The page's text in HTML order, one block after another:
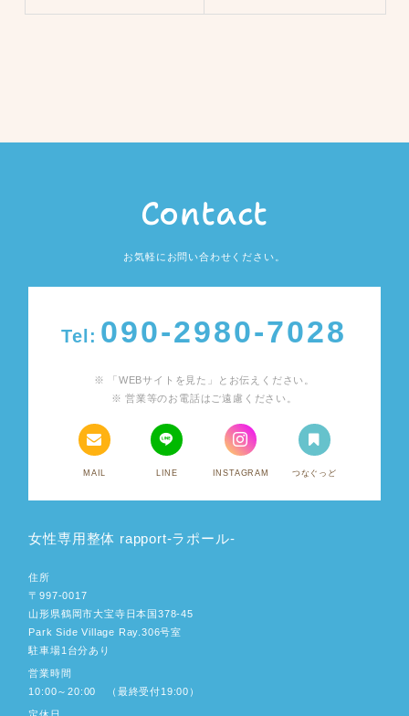
Contact
お気軽にお問い合わせください。
Tel: 090-2980-7028
「WEBサイトを見た」とお伝えください。
営業等のお電話はご遠慮ください。
MAIL LINE INSTAGRAM つなぐっど
女性専用整体 rapport-ラポール-
住所
〒997-0017
山形県鶴岡市大宝寺日本国378-45
Park Side Village Ray.306号室
駐車場1台分あり
営業時間
10:00～20:00 （最終受付19:00）